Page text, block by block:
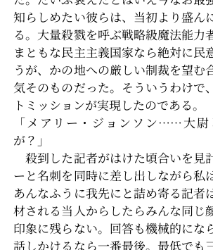
知らしめたい彼らは、当初より盛ん
る。大量殺戮を呼ぶ戦略級魔法能力
まともな民主主義国家なら絶対に民
うが、かの地への厳しい制裁を望む
気そのものだった。そういうわけで
トミッションが実現したのである。
「メアリー・ジョンソン……大
が？」
殺到した記者がはけた頃合いを見
ーと名刺を同時に差し出しながら私
あんなふうに我先にと詰め寄る記者
材される当人からしたらみんな同じ
印象に残らない。回答も機械的にな
話しかけるなら一番最後。最低でも